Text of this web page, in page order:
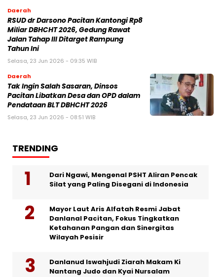
Daerah
RSUD dr Darsono Pacitan Kantongi Rp8
Miliar DBHCHT 2026, Gedung Rawat
Jalan Tahap III Ditarget Rampung
Tahun Ini
Selasa, 23 Jun 2026 - 09:35 WIB
Daerah
Tak Ingin Salah Sasaran, Dinsos
Pacitan Libatkan Desa dan OPD dalam
Pendataan BLT DBHCHT 2026
Selasa, 23 Jun 2026 - 08:51 WIB
TRENDING
Dari Ngawi, Mengenal PSHT Aliran Pencak
Silat yang Paling Disegani di Indonesia
Mayor Laut Aris Alfatah Resmi Jabat
Danlanal Pacitan, Fokus Tingkatkan
Ketahanan Pangan dan Sinergitas
Wilayah Pesisir
Danlanud Iswahjudi Ziarah Makam Ki
Nantang Judo dan Kyai Nursalam